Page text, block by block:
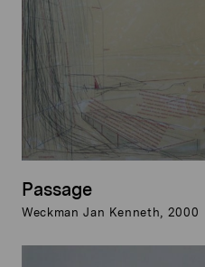
Passage
Weckman Jan Kenneth, 2000